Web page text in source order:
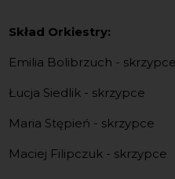
Skład Orkiestry:
Emilia Bolibrzuch - skrzypce
Łucja Siedlik - skrzypce
Maria Stępień - skrzypce
Maciej Filipczuk - skrzypce